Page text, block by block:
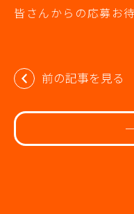
皆さんからの応募お
投
稿
ナ
ビ
ゲ
前の記事を見る